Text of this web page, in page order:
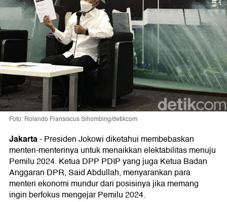
Foto: Rolando Fransiscus Sihombing/detikcom
Jakarta-Presiden Jokowi diketahui membebaskan
menteri-menterinya untuk menaikkan elektabilitas menuju
Pemilu 2024. Ketua DPP PDIP yang juga Ketua Badan
Anggaran DPR, Said Abdullah, menyarankan para
menteri ekonomi mundur dari posisinya jika memang
ingin berfokus mengejar Pemilu 2024.